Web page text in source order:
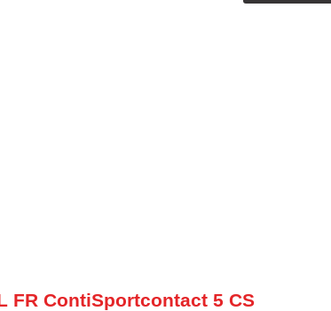
FR ContiSportcontact 5 CS